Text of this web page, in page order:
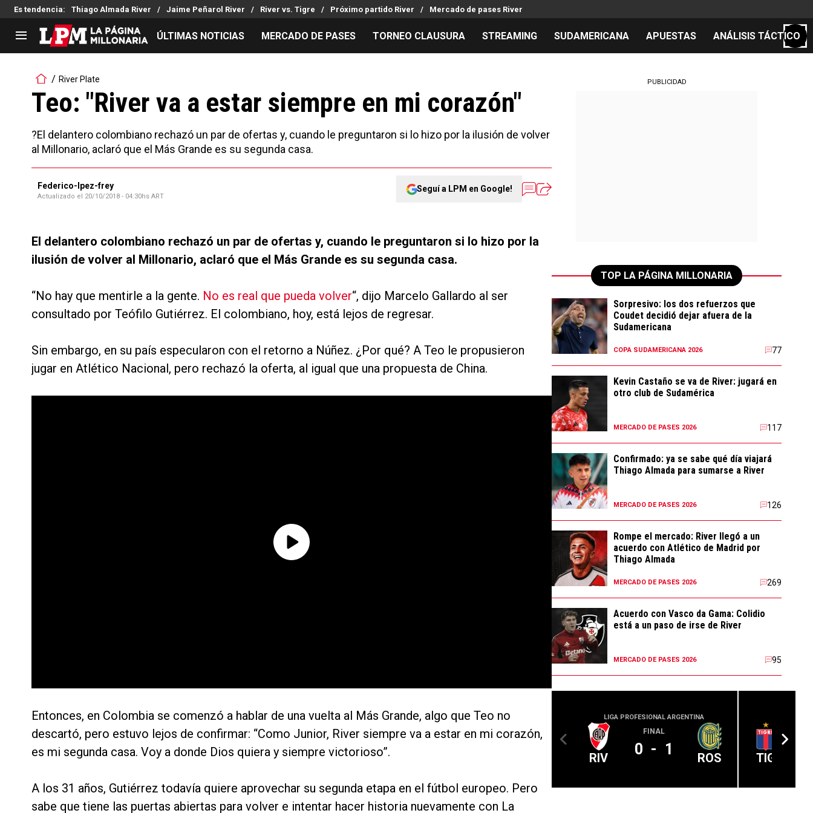
Es tendencia: Thiago Almada River Jaime Peñarol River River vs. Tigre Próximo partido River Mercado de pases River
LIGA PROFESIONAL
Noticias
Tabla de posiciones
Reserva
Copa Sudamericana
Copa Argentina
Mercado de Pases
Análisis tácticos
Chacho Coudet
Streaming
Los goles de River
Noticias
Guías
Pronósticos
ÚLTIMAS NOTICIAS MERCADO DE PASES TORNEO CLAUSURA STREAMING SUDAMERICANA APUESTAS ANÁLISIS TÁCTICO
River Plate
Teo: "River va a estar siempre en mi corazón"
?El delantero colombiano rechazó un par de ofertas y, cuando le preguntaron si lo hizo por la ilusión de volver
al Millonario, aclaró que el Más Grande es su segunda casa.
Federico-lpez-frey
Actualizado el 20/10/2018 - 04:30hs ART
Seguí a LPM en Google!
El delantero colombiano rechazó un par de ofertas y, cuando le preguntaron si lo hizo por la
ilusión de volver al Millonario, aclaró que el Más Grande es su segunda casa.
“No hay que mentirle a la gente. No es real que pueda volver“, dijo Marcelo Gallardo al ser
consultado por Teófilo Gutiérrez. El colombiano, hoy, está lejos de regresar.
Sin embargo, en su país especularon con el retorno a Núñez. ¿Por qué? A Teo le propusieron
jugar en Atlético Nacional, pero rechazó la oferta, al igual que una propuesta de China.
Entonces, en Colombia se comenzó a hablar de una vuelta al Más Grande, algo que Teo no
descartó, pero estuvo lejos de confirmar: “Como Junior, River siempre va a estar en mi corazón,
es mi segunda casa. Voy a donde Dios quiera y siempre victorioso”.
A los 31 años, Gutiérrez todavía quiere aprovechar su segunda etapa en el fútbol europeo. Pero
sabe que tiene las puertas abiertas para volver e intentar hacer historia nuevamente con La
PUBLICIDAD
TOP LA PÁGINA MILLONARIA
Sorpresivo: los dos refuerzos que
Coudet decidió dejar afuera de la
Sudamericana
COPA SUDAMERICANA 2026 77
Kevin Castaño se va de River: jugará en
otro club de Sudamérica
MERCADO DE PASES 2026 117
Confirmado: ya se sabe qué día viajará
Thiago Almada para sumarse a River
MERCADO DE PASES 2026 126
Rompe el mercado: River llegó a un
acuerdo con Atlético de Madrid por
Thiago Almada
MERCADO DE PASES 2026 269
Acuerdo con Vasco da Gama: Colidio
está a un paso de irse de River
MERCADO DE PASES 2026 95
LIGA PROFESIONAL ARGENTINA
RIV
FINAL
0 - 1 ROS TIG